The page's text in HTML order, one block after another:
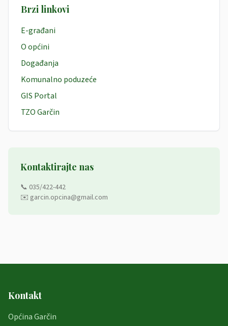
Brzi linkovi
E-građani
O općini
Događanja
Komunalno poduzeće
GIS Portal
TZO Garčin
Kontaktirajte nas
📞 035/422-442
✉️ garcin.opcina@gmail.com
Kontakt
Općina Garčin